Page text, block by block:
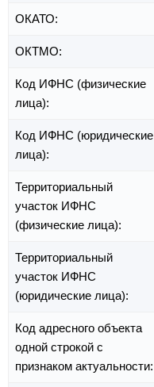
ОКАТО:
ОКТМО:
Код ИФНС (физические
лица):
Код ИФНС (юридические
лица):
Территориальный
участок ИФНС
(физические лица):
Территориальный
участок ИФНС
(юридические лица):
Код адресного объекта
одной строкой с
признаком актуальности: